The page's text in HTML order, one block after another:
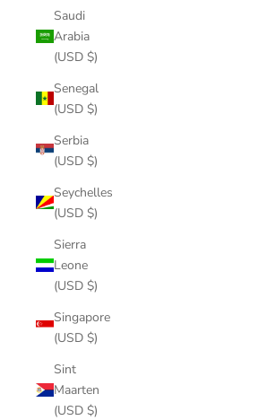
Saudi
Arabia
(USD $)
Senegal
(USD $)
Serbia
(USD $)
Seychelles
(USD $)
Sierra
Leone
(USD $)
Singapore
(USD $)
Sint
Maarten
(USD $)